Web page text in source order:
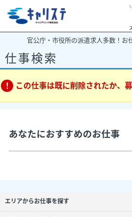
官公庁・市役所の派遣求人多数！お
仕事検索
この仕事は既に削除されたか、
あなたにおすすめのお仕事
エリアからお仕事を探す